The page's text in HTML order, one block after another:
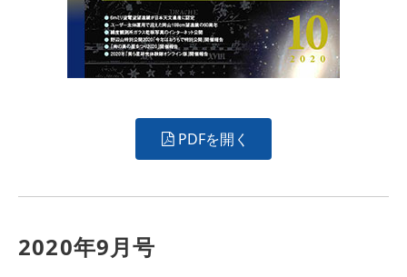
PDFを開く
2020年9月号